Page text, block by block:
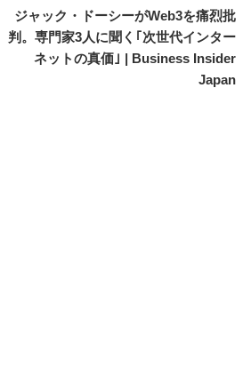
の
投
稿
ジャック・ドーシーがWeb3を痛烈批
判。専門家3人に聞く｢次世代インター
ネットの真価｣ | Business Insider
Japan